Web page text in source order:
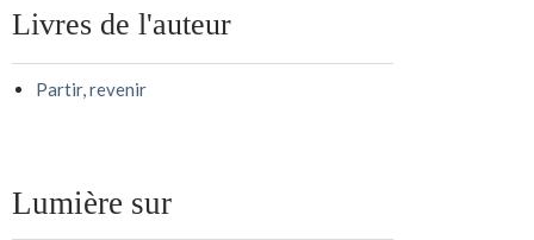
Livres de l'auteur
Partir, revenir
Lumière sur